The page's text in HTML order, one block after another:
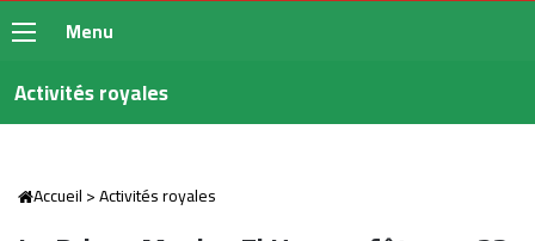
Menu
Activités royales
Accueil>Activités royales